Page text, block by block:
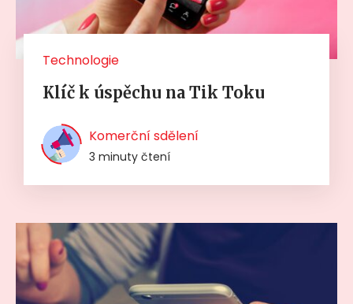
Technologie
Klíč k úspěchu na Tik Toku
Komerční sdělení
3 minuty čtení